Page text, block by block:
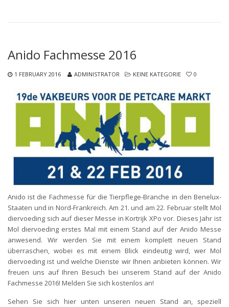
Anido Fachmesse 2016
1 FEBRUARY 2016 ADMINISTRATOR KEINE KATEGORIE 0
Anido ist die Fachmesse für die Tierpflege-Branche in den Benelux-
Staaten und in Nord-Frankreich. Am 21. und am 22. Februar stellt Mol
diervoeding sich auf dieser Messe in Kortrijk XPo vor. Dieses Jahr ist
Mol diervoeding erstes Mal mit einem Stand auf der Anido Messe
anwesend. Wir werden Sie mit einem komplett neuen Stand
überraschen, wobei es mit einem Blick eindeutig wird, wer Mol
diervoeding ist und welche Dienste wir Ihnen anbieten können. Wir
freuen uns auf Ihren Besuch bei unserem Stand auf der Anido
Fachmesse 2016! Melden Sie sich kostenlos an!
Sehen Sie sich hier unten unseren neuen Stand an, speziell